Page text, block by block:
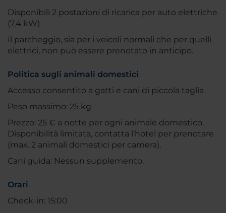
Disponibili 2 postazioni di ricarica per auto elettriche
(7,4 kW)
Il parcheggio, sia per i veicoli normali che per quelli
elettrici, non può essere prenotato in anticipo.
Politica sugli animali domestici
Accesso consentito a gatti e cani di piccola taglia
Peso massimo: 25 kg
Prezzo: 25 € a notte per ogni animale domestico.
Disponibilità limitata, contatta l’hotel per prenotare
(max. 2 animali domestici per camera).
Cani guida: Nessun supplemento.
Orari
Check-in: 15:00